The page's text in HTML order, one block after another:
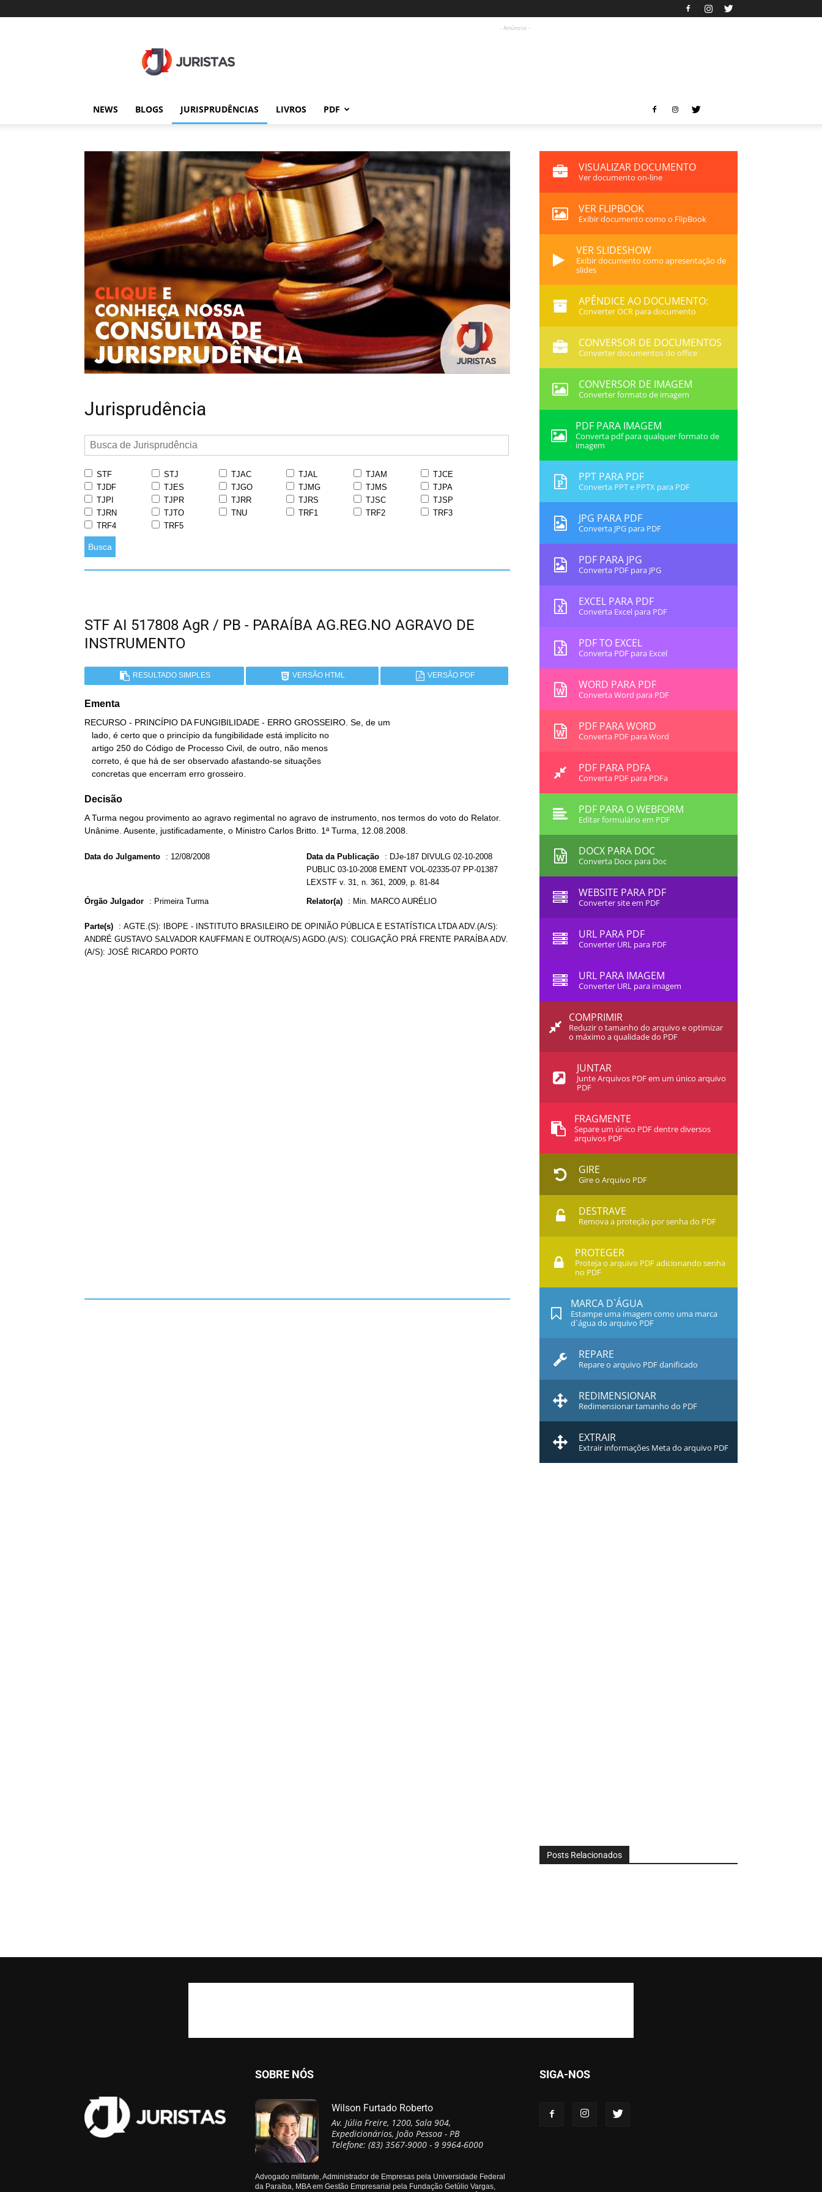
- Anúncio -
NEWS BLOGS JURISPRUDÊNCIAS LIVROS PDF
Jurisprudência
STF STJ TJAC TJAL TJAM
TJCE
TJDF
TJES TJGO TJMG TJMS
TJPA
TJPI
TJPR TJRR TJRS TJSC
TJSP
TJRN
TJTO TNU TRF1 TRF2
TRF3
TRF4
TRF5
Busca
STF AI 517808 AgR / PB - PARAÍBA AG.REG.NO AGRAVO DE
INSTRUMENTO
RESULTADO SIMPLES VERSÃO HTML VERSÃO PDF
Ementa
RECURSO - PRINCÍPIO DA FUNGIBILIDADE - ERRO GROSSEIRO. Se, de um
   concretas que encerram erro grosseiro.
Decisão
A Turma negou provimento ao agravo regimental no agravo de instrumento, nos termos do voto do Relator.
Unânime. Ausente, justificadamente, o Ministro Carlos Britto. 1ª Turma, 12.08.2008.
Data do Julgamento : 12/08/2008 Data da Publicação : DJe-187 DIVULG 02-10-2008
PUBLIC 03-10-2008 EMENT VOL-02335-07 PP-01387
LEXSTF v. 31, n. 361, 2009, p. 81-84
Órgão Julgador : Primeira Turma Relator(a) : Min. MARCO AURÉLIO
Parte(s) : AGTE.(S): IBOPE - INSTITUTO BRASILEIRO DE OPINIÃO PÚBLICA E ESTATÍSTICA LTDA ADV.(A/S):
ANDRÉ GUSTAVO SALVADOR KAUFFMAN E OUTRO(A/S) AGDO.(A/S): COLIGAÇÃO PRÁ FRENTE PARAÍBA ADV.
(A/S): JOSÉ RICARDO PORTO
VISUALIZAR DOCUMENTO
Ver documento on-line
VER FLIPBOOK
Exibir documento como o FlipBook
VER SLIDESHOW
Exibir documento como apresentação de
slides
APÊNDICE AO DOCUMENTO:
Converter OCR para documento
CONVERSOR DE DOCUMENTOS
Converter documentos do office
CONVERSOR DE IMAGEM
Converter formato de imagem
PDF PARA IMAGEM
Converta pdf para qualquer formato de
imagem
PPT PARA PDF
Converta PPT e PPTX para PDF
JPG PARA PDF
Converta JPG para PDF
PDF PARA JPG
Converta PDF para JPG
EXCEL PARA PDF
Converta Excel para PDF
PDF TO EXCEL
Converta PDF para Excel
WORD PARA PDF
Converta Word para PDF
PDF PARA WORD
Converta PDF para Word
PDF PARA PDFA
Converta PDF para PDFa
PDF PARA O WEBFORM
Editar formulário em PDF
DOCX PARA DOC
Converta Docx para Doc
WEBSITE PARA PDF
Converter site em PDF
URL PARA PDF
Converter URL para PDF
URL PARA IMAGEM
Converter URL para imagem
COMPRIMIR
Reduzir o tamanho do arquivo e optimizar
o máximo a qualidade do PDF
JUNTAR
Junte Arquivos PDF em um único arquivo
PDF
FRAGMENTE
Separe um único PDF dentre diversos
arquivos PDF
GIRE
Gire o Arquivo PDF
DESTRAVE
Remova a proteção por senha do PDF
PROTEGER
Proteja o arquivo PDF adicionando senha
no PDF
MARCA D`ÁGUA
Estampe uma imagem como uma marca
d`água do arquivo PDF
REPARE
Repare o arquivo PDF danificado
REDIMENSIONAR
Redimensionar tamanho do PDF
EXTRAIR
Extrair informações Meta do arquivo PDF
Posts Relacionados
SOBRE NÓS
Wilson Furtado Roberto
Av. Júlia Freire, 1200, Sala 904,
Expedicionários, João Pessoa - PB
Telefone: (83) 3567-9000 - 9 9964-6000
Advogado militante, Administrador de Empresas pela Universidade Federal
da Paraíba, MBA em Gestão Empresarial pela Fundação Getúlio Vargas,
SIGA-NOS